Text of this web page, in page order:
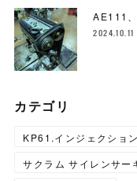
AE111
2024.10.11
カテゴリ
KP61.インジェクショ
サクラム サイレンサー